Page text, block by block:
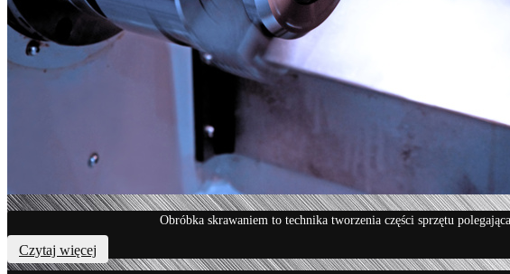
Obróbka skrawaniem to technika tworzenia części sprzętu
Czytaj więcej